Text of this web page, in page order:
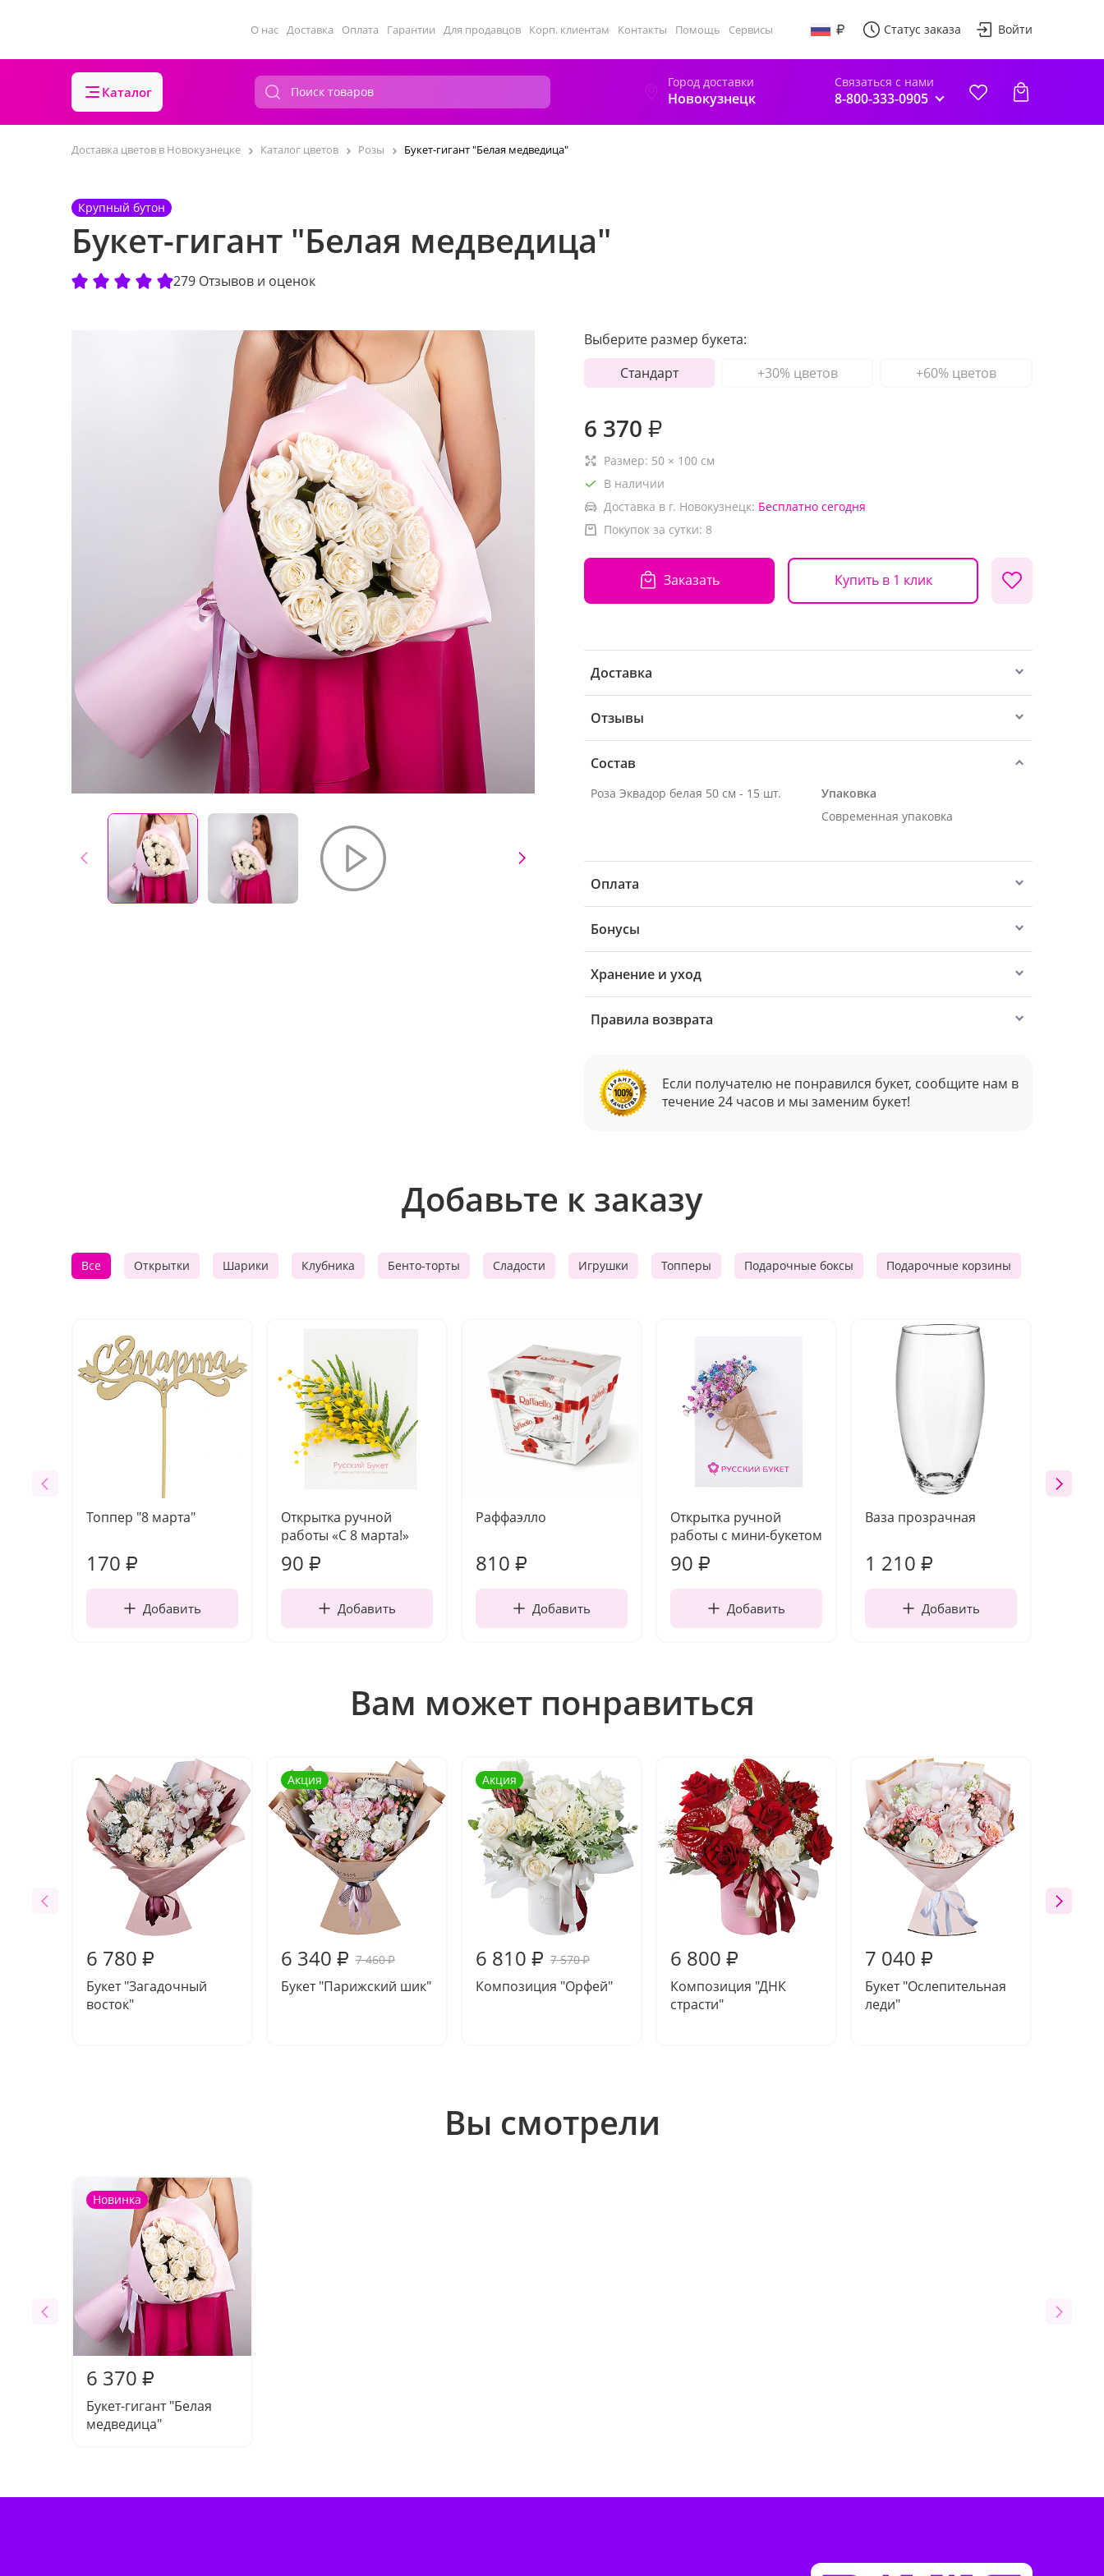
О нас Доставка Оплата Гарантии Для продавцов Корп. клиентам Контакты Помощь Сервисы Статус заказа Войти
Каталог
Город доставки
Новокузнецк
Связаться с нами
8-800-333-0905
Доставка цветов в Новокузнецке Каталог цветов Розы Букет-гигант "Белая медведица"
Крупный бутон
Букет-гигант "Белая медведица"
279 Отзывов и оценок
Выберите размер букета:
Стандарт
+30% цветов +60% цветов
6 370 ₽
Размер: 50 × 100 см
В наличии
Доставка в г. Новокузнецк: Бесплатно сегодня
Покупок за сутки: 8
Заказать Купить в 1 клик
Доставка
Отзывы
Состав
Роза Эквадор белая 50 см - 15 шт.
Упаковка
Современная упаковка
Оплата
Бонусы
Хранение и уход
Правила возврата
Если получателю не понравился букет, сообщите нам в
течение 24 часов и мы заменим букет!
Добавьте к заказу
Все Открытки Шарики Клубника Бенто-торты Сладости Игрушки Топперы Подарочные боксы Подарочные корзины
Топпер "8 марта"
170 ₽
Добавить
Открытка ручной
работы «С 8 марта!»
90 ₽
Добавить
Раффаэлло
810 ₽
Добавить
Открытка ручной
работы с мини-букетом
90 ₽
Добавить
Ваза прозрачная
1 210 ₽
Добавить
Вам может понравиться
6 780 ₽
Букет "Загадочный
восток"
Акция
6 340 ₽ 7 460₽
Букет "Парижский шик"
Акция
6 810 ₽ 7 570₽
Композиция "Орфей"
6 800 ₽
Композиция "ДНК
страсти"
7 040 ₽
Букет "Ослепительная
леди"
Вы смотрели
Новинка
6 370 ₽
Букет-гигант "Белая
медведица"